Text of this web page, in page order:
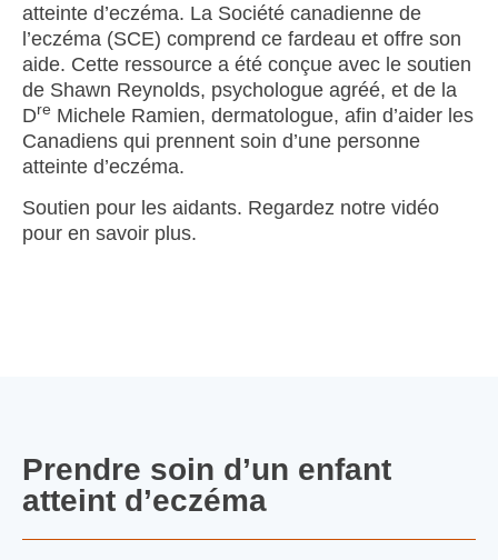
atteinte d’eczéma. La Société canadienne de
l’eczéma (SCE) comprend ce fardeau et offre son
aide. Cette ressource a été conçue avec le soutien
de Shawn Reynolds, psychologue agréé, et de la
Dre Michele Ramien, dermatologue, afin d’aider les
Canadiens qui prennent soin d’une personne
atteinte d’eczéma.
Soutien pour les aidants. Regardez notre vidéo
pour en savoir plus.
Prendre soin d’un enfant
atteint d’eczéma